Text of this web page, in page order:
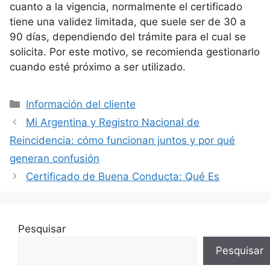
cuanto a la vigencia, normalmente el certificado
tiene una validez limitada, que suele ser de 30 a
90 días, dependiendo del trámite para el cual se
solicita. Por este motivo, se recomienda gestionarlo
cuando esté próximo a ser utilizado.
Categorías
Información del cliente
Mi Argentina y Registro Nacional de
Reincidencia: cómo funcionan juntos y por qué
generan confusión
Certificado de Buena Conducta: Qué Es
Pesquisar
Pesquisar